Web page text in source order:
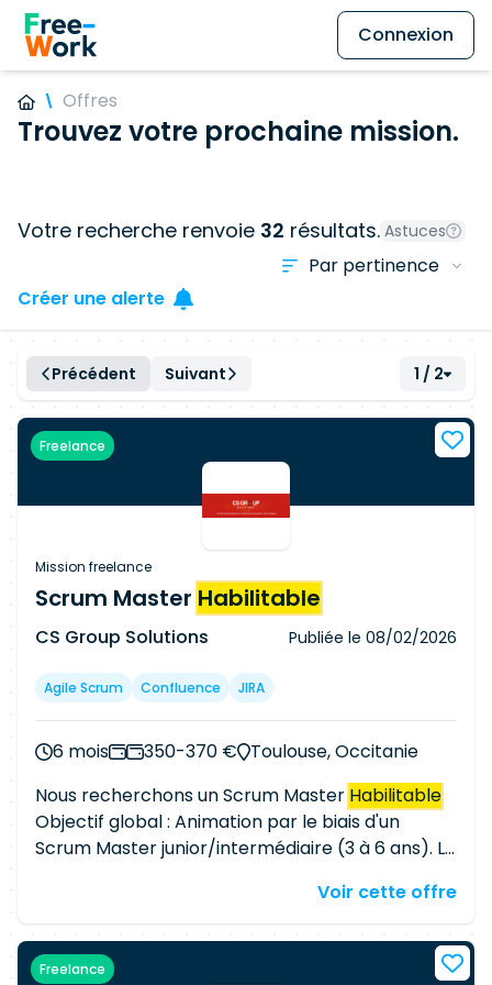
Connexion
Offres
Trouvez votre prochaine mission.
Votre recherche renvoie 32 résultats. Astuces
Créer une alerte
Précédent Suivant 1 / 2
Freelance
Mission freelance
Scrum Master Habilitable
CS Group Solutions Publiée le 08/02/2026
Agile Scrum Confluence JIRA
6 mois 350-370 €
Toulouse, Occitanie
Nous recherchons un Scrum Master Habilitable
Objectif global : Animation par le biais d'un
Scrum Master junior/intermédiaire (3 à 6 ans). Le
ans d'expérience. Compétences: Agile - Scrum
Important Confluence - Confirmé - Important
Voir cette offre
Freelance